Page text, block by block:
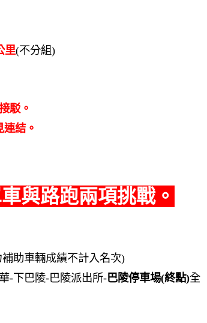
里(不分組)
駁。
結。
與路跑兩項挑戰。
助車輛成績不計入名次)
-下巴陵-巴陵派出所-巴陵停車場(終點)全